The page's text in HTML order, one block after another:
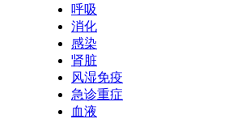
呼吸
消化
感染
肾脏
风湿免疫
急诊重症
血液